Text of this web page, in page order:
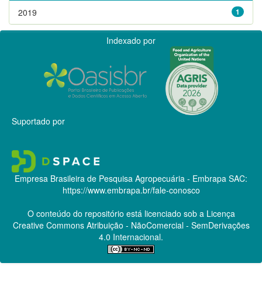
1
2019
Indexado por
Suportado por
Empresa Brasileira de Pesquisa Agropecuária - Embrapa SAC:
https://www.embrapa.br/fale-conosco
O conteúdo do repositório está licenciado sob a Licença
Creative CommonsAtribuição - NãoComercial - SemDerivações
4.0 Internacional.